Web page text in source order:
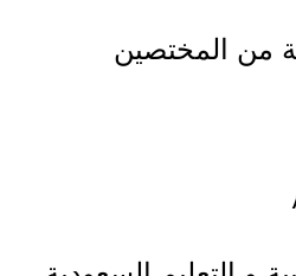
من المختصين